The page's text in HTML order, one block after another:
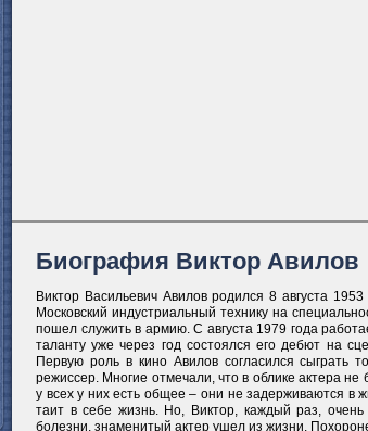
Биография Виктор Авилов
Виктор Васильевич Авилов родился 8 августа
Московский индустриальный технику на
пошел служить в армию. С августа 1979 года
таланту уже через год состоялся его дебют на
Первую роль в кино Авилов согласился сыграть
режиссер. Многие отмечали, что в облике актера не
у всех у них есть общее – они не задерживаются в
таит в себе жизнь. Но, Виктор, каждый раз,
болезни, знаменитый актер ушел из жизни.